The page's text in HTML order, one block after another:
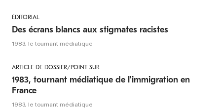
ÉDITORIAL
Des écrans blancs aux stigmates racistes
1983, le tournant médiatique
ARTICLE DE DOSSIER/POINT SUR
1983, tournant médiatique de l'immigration en
France
1983, le tournant médiatique